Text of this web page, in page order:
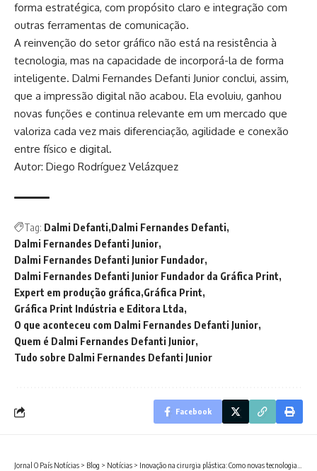
forma estratégica, com propósito claro e integração com
outras ferramentas de comunicação.
A reinvenção do setor gráfico não está na resistência à
tecnologia, mas na capacidade de incorporá-la de forma
inteligente. Dalmi Fernandes Defanti Junior conclui, assim,
que a impressão digital não acabou. Ela evoluiu, ganhou
novas funções e continua relevante em um mercado que
valoriza cada vez mais diferenciação, agilidade e conexão
entre físico e digital.
Autor: Diego Rodríguez Velázquez
Tag: Dalmi Defanti Dalmi Fernandes Defanti
Dalmi Fernandes Defanti Junior
Dalmi Fernandes Defanti Junior Fundador
Dalmi Fernandes Defanti Junior Fundador da Gráfica Print
Expert em produção gráfica Gráfica Print
Gráfica Print Indústria e Editora Ltda
O que aconteceu com Dalmi Fernandes Defanti Junior
Quem é Dalmi Fernandes Defanti Junior
Tudo sobre Dalmi Fernandes Defanti Junior
Facebook
Jornal O País Notícias > Blog > Notícias > Inovação na cirurgia plástica: Como novas tecnologias ajudam no planejamento cirúrgico, analisa Milton Seigi Hayashi